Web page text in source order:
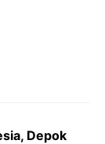
Depok